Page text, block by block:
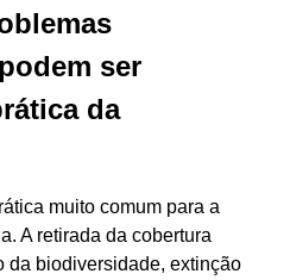
ser
da
muito comum para a
A retirada da cobertura
da biodiversidade, extinção